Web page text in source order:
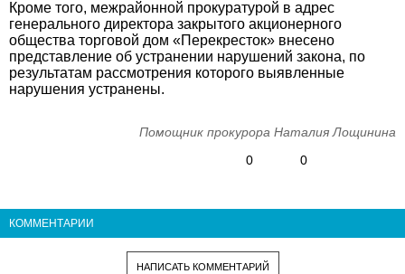
Кроме того, межрайонной прокуратурой в адрес
генерального директора закрытого акционерного
общества торговой дом «Перекресток» внесено
представление об устранении нарушений закона, по
результатам рассмотрения которого выявленные
нарушения устранены.
Помощник прокурора Наталия Лощинина
0
0
КОММЕНТАРИИ
НАПИСАТЬ КОММЕНТАРИЙ